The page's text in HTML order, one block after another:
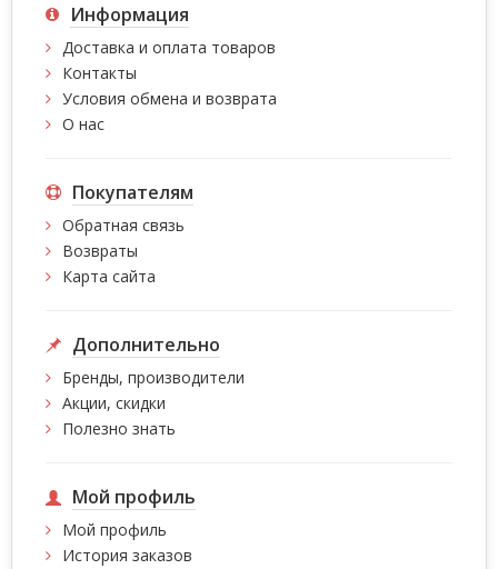
Информация
Доставка и оплата товаров
Контакты
Условия обмена и возврата
О нас
Покупателям
Обратная связь
Возвраты
Карта сайта
Дополнительно
Бренды, производители
Акции, скидки
Полезно знать
Мой профиль
Мой профиль
История заказов